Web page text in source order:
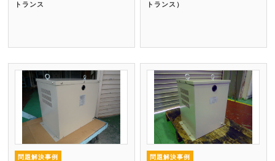
トランス
トランス）
問題解決事例 問題解決事例